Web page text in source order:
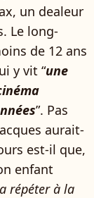
un dealeur
Le long-
de 12 ans
y vit “une
”. Pas
aurait-
est-il que,
enfant
répéter à la